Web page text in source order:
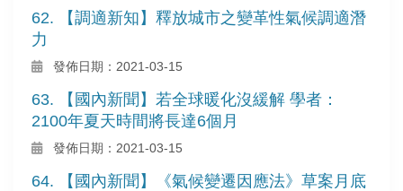
62. 【調適新知】釋放城市之變革性氣候調適潛
力
發佈日期：2021-03-15
63. 【國內新聞】若全球暖化沒緩解 學者：
2100年夏天時間將長達6個月
發佈日期：2021-03-15
64. 【國內新聞】《氣候變遷因應法》草案月底